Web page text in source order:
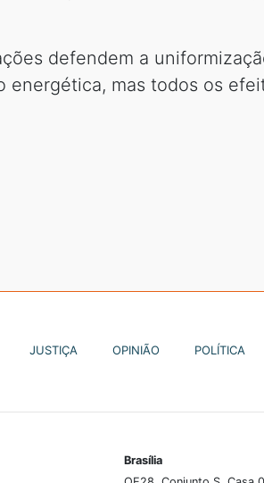
defendem a
energética, mas todos os
JUSTIÇA OPINIÃO POLÍTICA
Brasília